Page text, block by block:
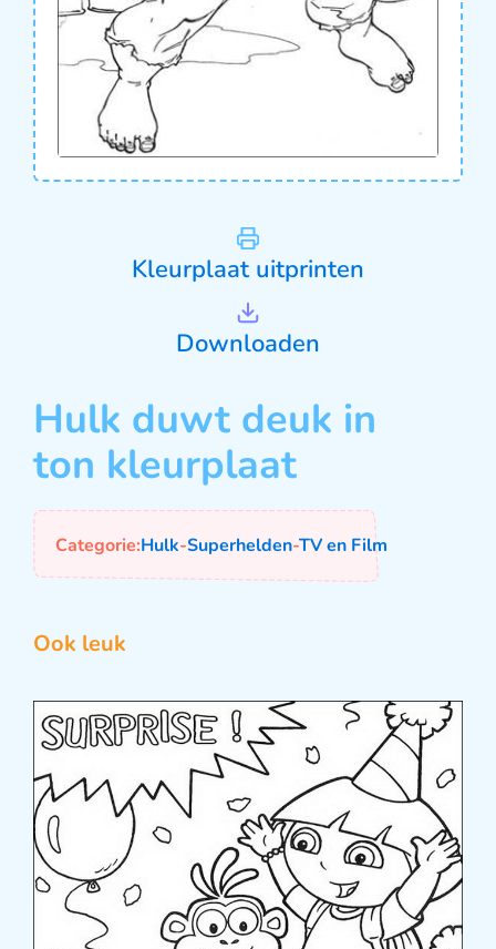
Kleurplaat uitprinten
Downloaden
Hulk duwt deuk in
ton kleurplaat
Categorie:Hulk-Superhelden-TV en Film
Ook leuk